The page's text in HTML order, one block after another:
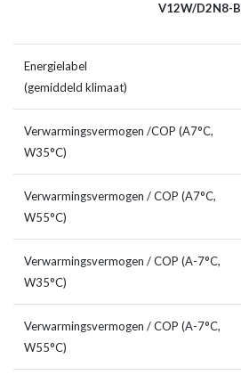
V12W/D2N8-B
Energielabel
(gemiddeld klimaat)
Verwarmingsvermogen /COP (A7°C,
W35°C)
Verwarmingsvermogen / COP (A7°C,
W55°C)
Verwarmingsvermogen / COP (A-7°C,
W35°C)
Verwarmingsvermogen / COP (A-7°C,
W55°C)